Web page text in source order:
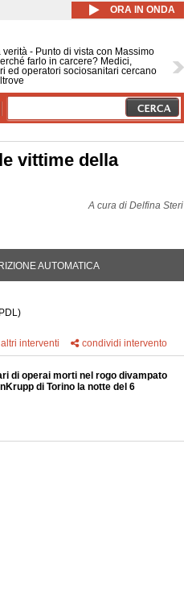
ORA IN ONDA
verità - Punto di vista con Massimo
farlo in carcere? Medici,
ed operatori sociosanitari cercano
vittime della
A cura di Delfina Steri
AUTOMATICA
altri interventi
condividi intervento
di operai morti nel rogo divampato
di Torino la notte del 6